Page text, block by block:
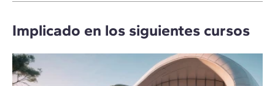
Implicado en los siguientes cursos